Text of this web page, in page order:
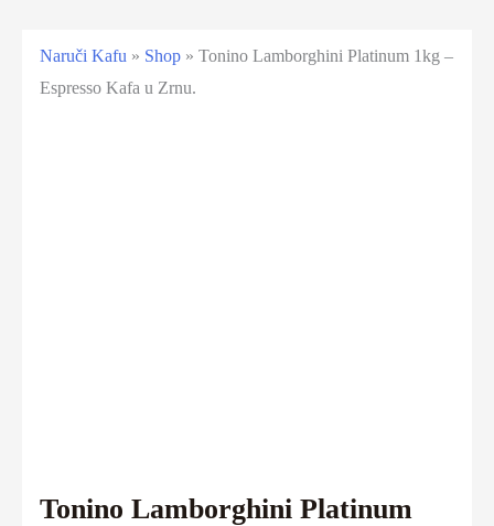
Naruči Kafu » Shop » Tonino Lamborghini Platinum 1kg –
Espresso Kafa u Zrnu.
Tonino Lamborghini Platinum